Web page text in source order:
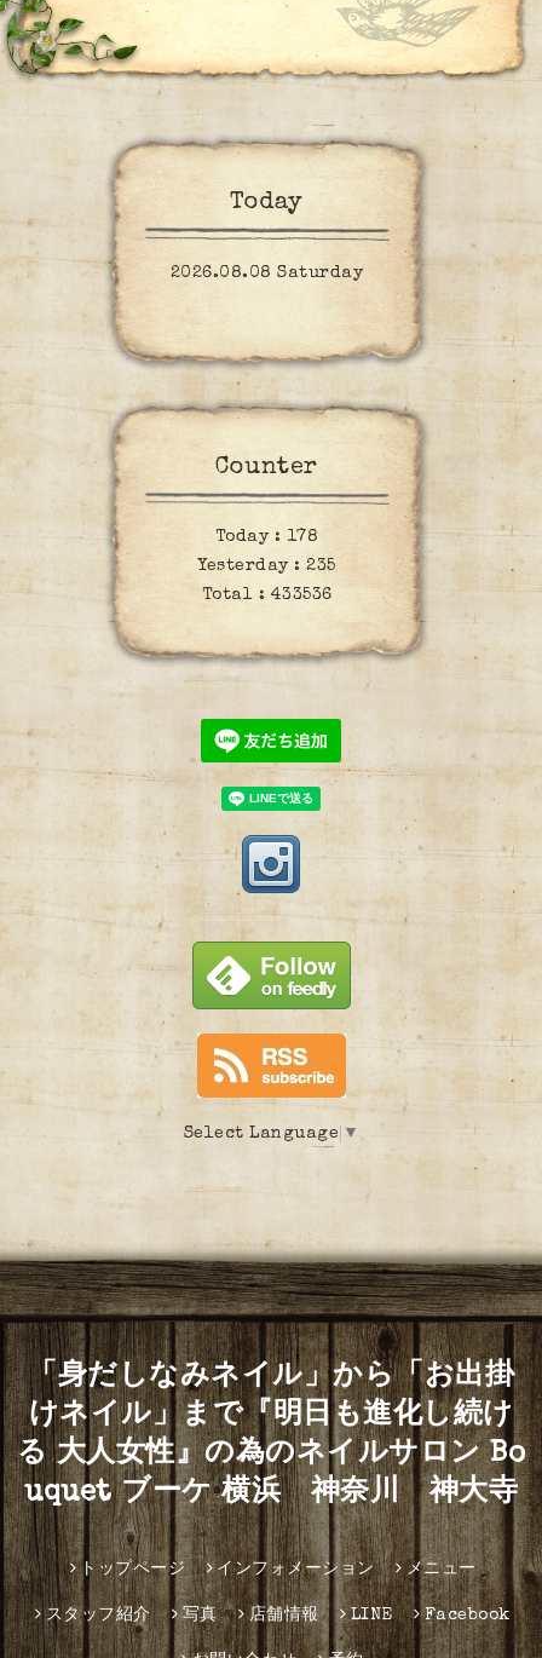
Today
2026.08.08 Saturday
Counter
Today : 178
Yesterday :235
Total : 433536
Select Language ▼
「身だしなみネイル」から「お出掛
けネイル」まで『明日も進化し続け
る 大人女性』の為のネイルサロン Bo
uquet ブーケ 横浜 神奈川 神大寺
トップページ インフォメーション メニュー
スタッフ紹介 写真 店舗情報 LINE Facebook